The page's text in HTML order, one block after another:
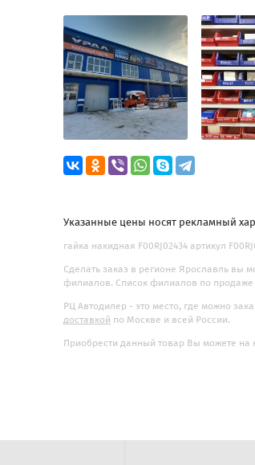
Указанные цены носят рекламный
гайка накидная F00RJ02434 артикул
Сделать заказ в регионе Ярославль вы
филиалов. Список филиалов по продаже
РЦ Автодилер - это место, где можно
доставкой по Москве и всей России.
Приобрести данный товар Вы можете на